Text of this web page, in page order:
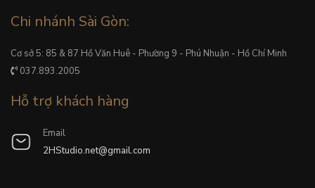
Chi nhánh Sài Gòn:
Cơ sở 5: 85 & 87 Hồ Văn Huê - Phường 9 - Phú Nhuận - Hồ Chí Minh
037.893.2005
Hỗ trợ khách hàng
Email
2HStudio.net@gmail.com